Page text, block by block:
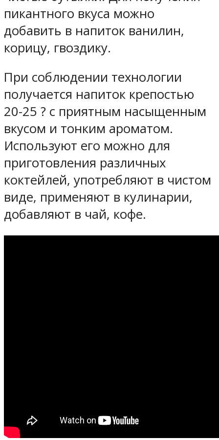
пикантного вкуса можно
добавить в напиток ванилин,
корицу, гвоздику.
При соблюдении технологии
получается напиток крепостью
20-25 ? с приятным насыщенным
вкусом и тонким ароматом.
Используют его можно для
приготовления различных
коктейлей, употребляют в чистом
виде, применяют в кулинарии,
добавляют в чай, кофе.